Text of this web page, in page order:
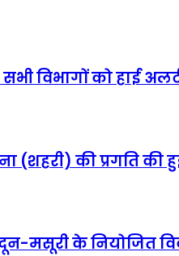
विभागों को हाई
(शहरी) की प्रगति की
मसूरी के नियोजित